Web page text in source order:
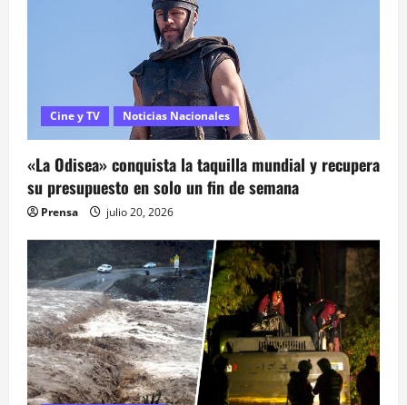
Cine y TV Noticias Nacionales
«La Odisea» conquista la taquilla mundial y recupera
su presupuesto en solo un fin de semana
Prensa julio 20, 2026